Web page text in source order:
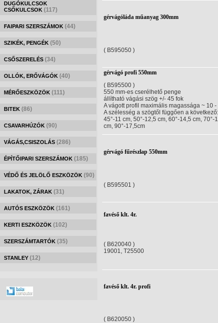
DUGÓKULCSOK
CSŐKULCSOK (117)
FAIPARI SZERSZÁMOK (44)
SZIKÉK, PENGÉK (50)
CSŐSZERELÉS (34)
OLLÓK, ERŐVÁGÓK (40)
MÉRŐESZKÖZÖK (111)
BITEK (86)
CSAVARHÚZÓK (90)
VÁGÁS,CSISZOLÁS (286)
ÉPÍTŐIPARI SZERSZÁMOK (185)
VÉDŐ ÉS JELÖLŐ ESZKÖZÖK (90)
LAKATOK, ZÁRAK (31)
AUTÓS ESZKÖZÖK (161)
KERTI ESZKÖZÖK (102)
SZERSZÁMTARTÓK (35)
STANLEY (12)
gérvágóláda műanyag 300mm
( B595050 )
gérvágó profi 550mm
( B595500 )
550 mm-es cserélhető penge
állítható vágási szög +/- 45 fok
A vágott profil maximális magassága ~ 10 -
A szélesség a szögtől függően a következő:
45°-11 cm, 50°-12,5 cm, 60°-14,5 cm, 70°-
cm, 90°-17,5cm
gérvágó fűrészlap 550mm
( B595501 )
favéső klt. 4r.
( B620040 )
19001, T25500
favéső klt. 4r. profi
( B620050 )